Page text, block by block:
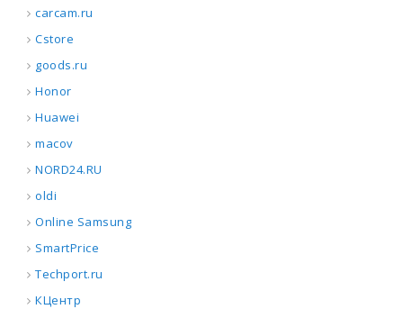
carcam.ru
Cstore
goods.ru
Honor
Huawei
macov
NORD24.RU
oldi
Online Samsung
SmartPrice
Techport.ru
КЦентр